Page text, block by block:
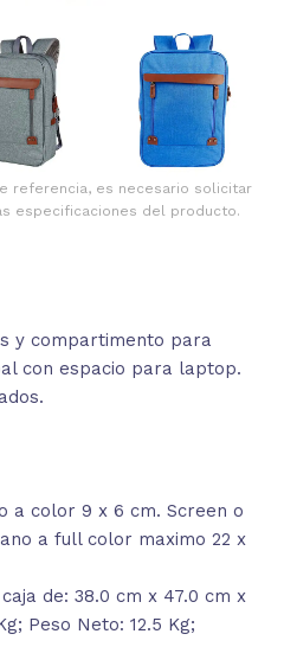
referencia, es necesario solicitar
especificaciones del producto.
y compartimento para
con espacio para laptop.
a color 9 x 6 cm. Screen o
a full color maximo 22 x
de: 38.0 cm x 47.0 cm x
Peso Neto: 12.5 Kg;